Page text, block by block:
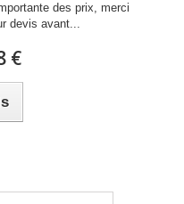
des prix, merci
devis avant...
€